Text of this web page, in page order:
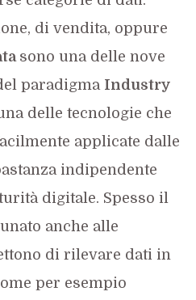
di vendita, oppure
sono una delle nove
paradigma Industry
delle tecnologie che
applicate dalle
indipendente
digitale. Spesso il
anche alle
di rilevare dati in
per esempio